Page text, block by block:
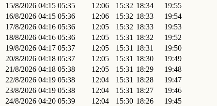
15/8/2026 04:15 05:35 12:06 15:32 18:34
19:55
16/8/2026 04:15 05:36 12:06 15:32 18:33
19:54
17/8/2026 04:16 05:36 12:05 15:32 18:33
19:53
18/8/2026 04:16 05:36 12:05 15:31 18:32
19:52
19/8/2026 04:17 05:37 12:05 15:31 18:31
19:50
20/8/2026 04:18 05:37 12:05 15:31 18:30
19:49
21/8/2026 04:18 05:38 12:05 15:31 18:29
19:48
22/8/2026 04:19 05:38 12:04 15:31 18:28
19:47
23/8/2026 04:19 05:38 12:04 15:31 18:27
19:46
24/8/2026 04:20 05:39 12:04 15:30 18:26
19:45